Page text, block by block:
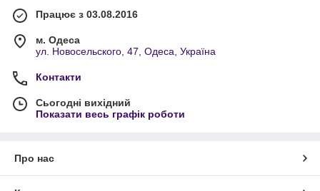
Працює з 03.08.2016
м. Одеса
ул. Новосельского, 47, Одеса, Україна
Контакти
Сьогодні вихідний
Показати весь графік роботи
Про нас